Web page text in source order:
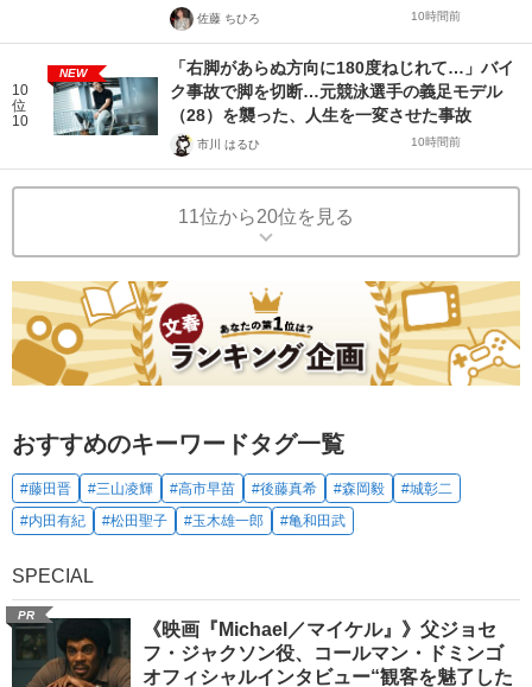
佐藤 ちひろ 10時間前
10
位
10
NEW
「右脚があらぬ方向に180度ねじれて…」バイ
ク事故で脚を切断…元競泳選手の義足モデル
（28）を襲った、人生を一変させた事故
市川 はるひ 10時間前
11位から20位を見る
おすすめのキーワードタグ一覧
#藤田晋 #三山凌輝 #高市早苗 #後藤真希 #森岡毅
#城彰二
#内田有紀
#松田聖子 #玉木雄一郎 #亀和田武
SPECIAL
PR
《映画『Michael／マイケル』》父ジョセ
フ・ジャクソン役、コールマン・ドミンゴ
オフィシャルインタビュー“観客を魅了した